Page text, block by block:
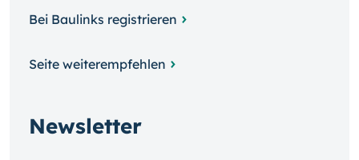
Bei Baulinks registrieren
Seite weiterempfehlen
Newsletter